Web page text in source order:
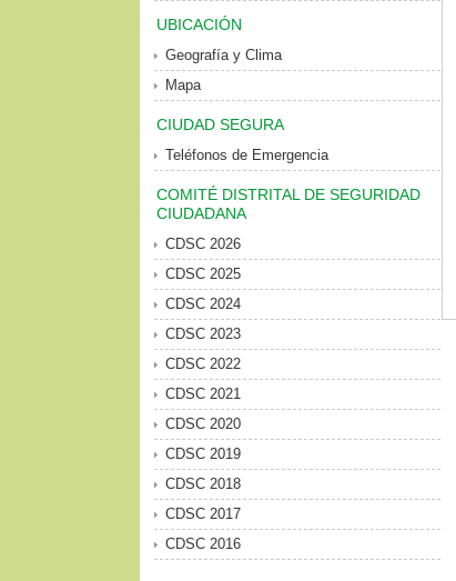
UBICACIÓN
Geografía y Clima
Mapa
CIUDAD SEGURA
Teléfonos de Emergencia
COMITÉ DISTRITAL DE SEGURIDAD
CIUDADANA
CDSC 2026
CDSC 2025
CDSC 2024
CDSC 2023
CDSC 2022
CDSC 2021
CDSC 2020
CDSC 2019
CDSC 2018
CDSC 2017
CDSC 2016